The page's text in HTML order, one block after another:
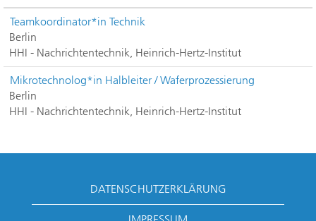
Teamkoordinator*in Technik
Berlin
HHI - Nachrichtentechnik, Heinrich-Hertz-Institut
Mikrotechnolog*in Halbleiter / Waferprozessierung
Berlin
HHI - Nachrichtentechnik, Heinrich-Hertz-Institut
DATENSCHUTZERKLÄRUNG